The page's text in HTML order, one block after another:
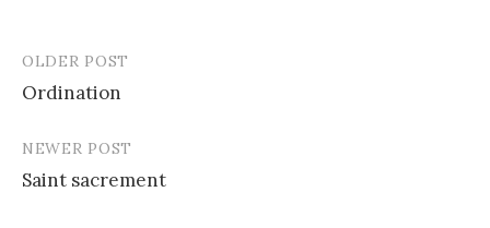
Post
navigation
OLDER POST
Ordination
NEWER POST
Saint sacrement